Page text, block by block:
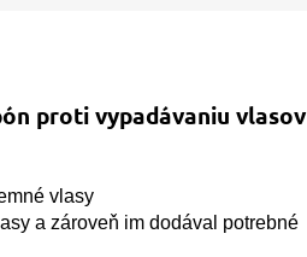
proti vypadávaniu vlasov
vlasy
a zároveň im dodával potrebné